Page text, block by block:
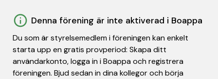
Denna förening är inte aktiverad i Boappa
Du som är styrelsemedlem i föreningen kan enkelt
starta upp en gratis provperiod: Skapa ditt
användarkonto, logga in i Boappa och registrera
föreningen. Bjud sedan in dina kollegor och börja